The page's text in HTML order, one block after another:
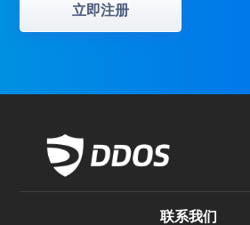
立即注册
联系我们